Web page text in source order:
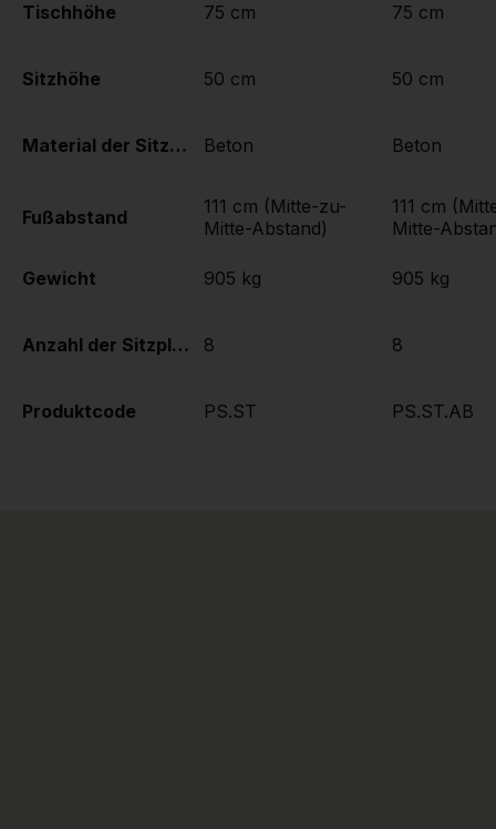
Tischhöhe
Sitzhöhe
Material der Sitzplätze
Fußabstand
Gewicht
Anzahl der Sitzplätze
Produktcode
75 cm
50 cm
Beton
111 cm (Mitte-zu-
Mitte-Abstand)
905 kg
8
PS.ST
75 cm
50 cm
Beton
111 cm
Mitte-
905 kg
8
PS.ST.AB